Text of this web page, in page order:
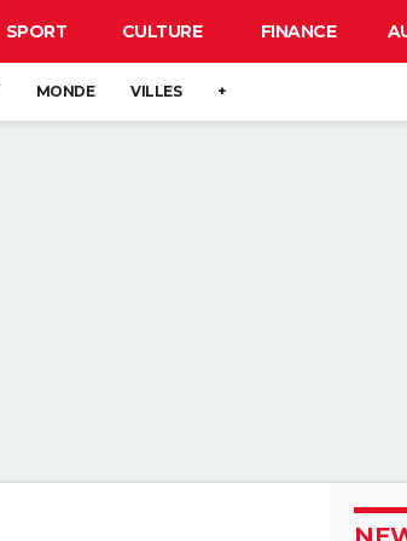
SPORT CULTURE FINANCE
MONDE VILLES +